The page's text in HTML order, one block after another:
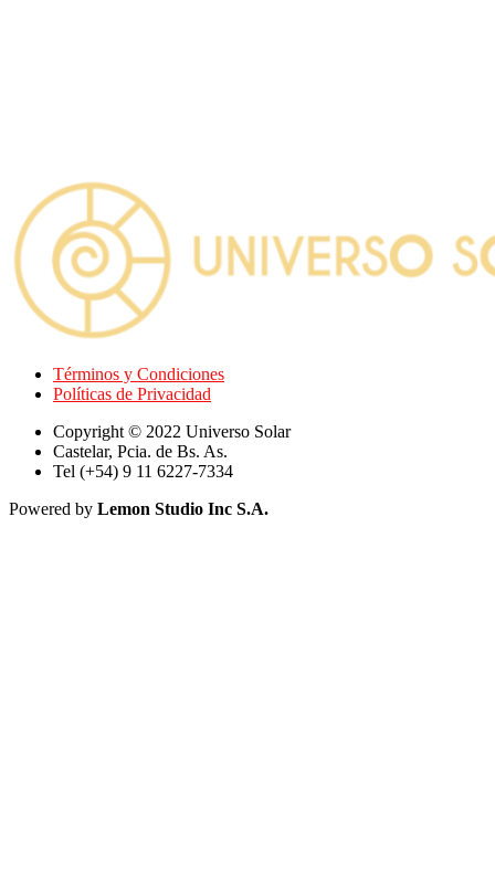
Términos y Condiciones
Políticas de Privacidad
Copyright © 2022 Universo Solar
Castelar, Pcia. de Bs. As.
Tel (+54) 9 11 6227-7334
Powered by Lemon Studio Inc S.A.